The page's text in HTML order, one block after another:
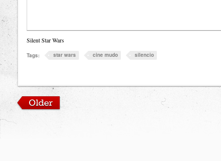
Silent Star Wars
Tags: star wars cine mudo silencio